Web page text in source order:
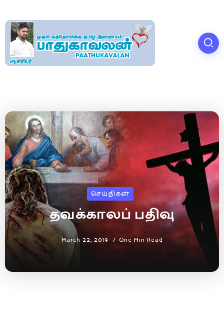
செய்திகள்
தவக்காலப் பதிவு
March 22, 2019 One Min Read